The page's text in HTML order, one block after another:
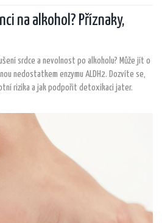
na alkohol? Příznaky,
srdce a nevolnost po alkoholu? Může jít o
nedostatkem enzymu ALDH2. Dozvíte se,
rizika a jak podpořit detoxikaci jater.